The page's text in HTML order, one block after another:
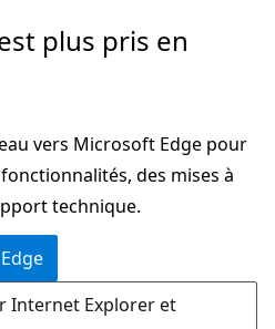
plus pris en
vers Microsoft Edge pour
des mises à
technique.
Internet Explorer et